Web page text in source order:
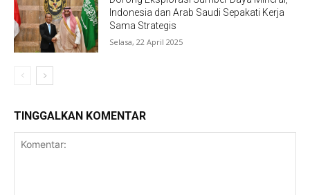
Indonesia dan Arab Saudi Sepakati Kerja
Sama Strategis
Selasa, 22 April 2025
TINGGALKAN KOMENTAR